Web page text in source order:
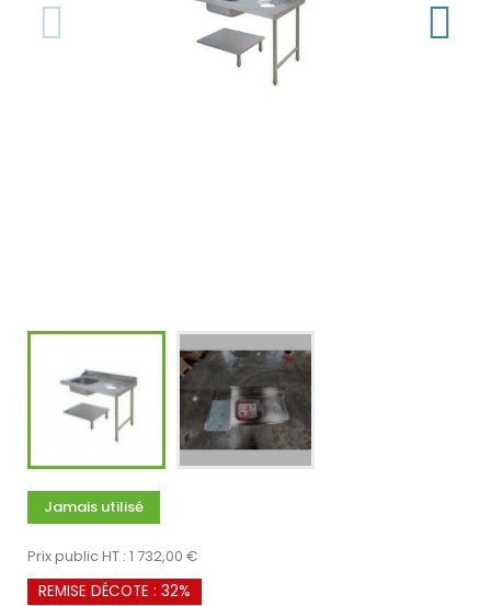
Jamais utilisé
Prix public HT : 1 732,00 €
REMISE DÉCOTE : 32%